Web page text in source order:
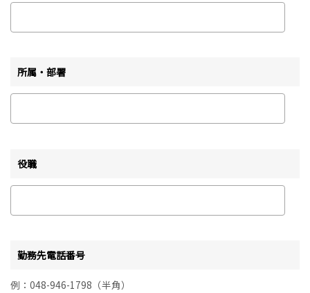
所属・部署
役職
勤務先電話番号
例：048-946-1798（半角）